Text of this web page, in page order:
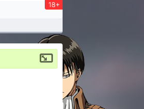
18+